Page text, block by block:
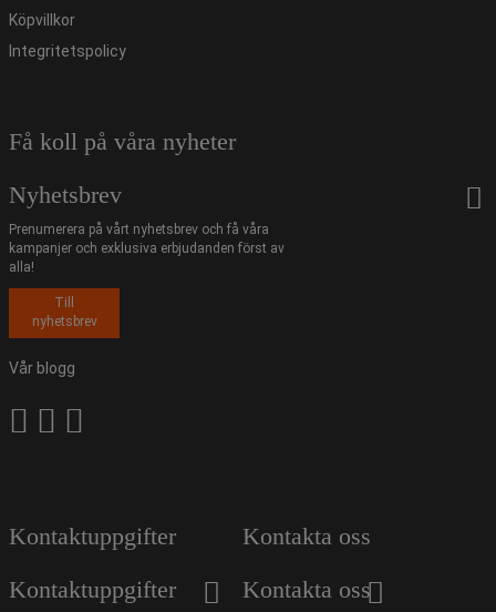
Köpvillkor
Integritetspolicy
Få koll på våra nyheter
Nyhetsbrev
Prenumerera på vårt nyhetsbrev och få våra
kampanjer och exklusiva erbjudanden först av
alla!
Till
nyhetsbrev
Vår blogg
Kontaktuppgifter
Kontaktuppgifter
Kontakta oss
Kontakta oss